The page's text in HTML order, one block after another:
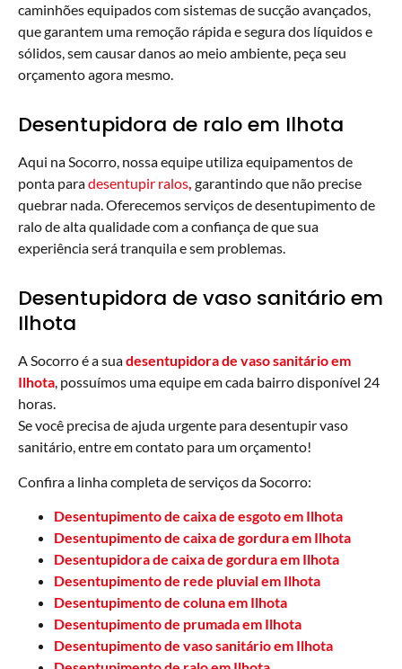
caminhões equipados com sistemas de sucção avançados,
que garantem uma remoção rápida e segura dos líquidos e
sólidos, sem causar danos ao meio ambiente, peça seu
orçamento agora mesmo.
Desentupidora de ralo em Ilhota
Aqui na Socorro, nossa equipe utiliza equipamentos de
ponta paradesentupir ralos, garantindo que não precise
quebrar nada. Oferecemos serviços de desentupimento de
ralo de alta qualidade com a confiança de que sua
experiência será tranquila e sem problemas.
Desentupidora de vaso sanitário em
Ilhota
A Socorro é a suadesentupidora de vaso sanitário em
Ilhota, possuímos uma equipe em cada bairro disponível 24
horas.
Se você precisa de ajuda urgente para desentupir vaso
sanitário, entre em contato para um orçamento!
Confira a linha completa de serviços da Socorro:
Desentupimento de caixa de esgoto em Ilhota
Desentupimento de caixa de gordura em Ilhota
Desentupidora de caixa de gordura em Ilhota
Desentupimento de rede pluvial em Ilhota
Desentupimento de coluna em Ilhota
Desentupimento de prumada em Ilhota
Desentupimento de vaso sanitário em Ilhota